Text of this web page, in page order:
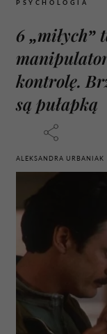
PSYCHOLOGIA
6 „miłych”
kontrolę.
są pułapką
ALEKSANDRA URBANIAK